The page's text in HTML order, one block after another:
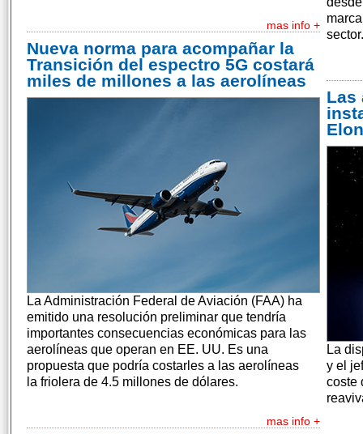
mas info +
Nueva norma para acompañar la
Transición del espectro 5G costará
miles de millones a las aerolíneas
La Administración Federal de Aviación (FAA) ha
emitido una resolución preliminar que tendría
importantes consecuencias económicas para las
aerolíneas que operan en EE. UU. Es una
propuesta que podría costarles a las aerolíneas
la friolera de 4.5 millones de dólares.
mas info +
sector.
Las
La
y el
coste